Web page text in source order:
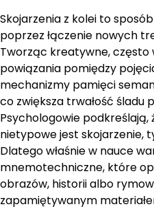
Skojarzenia z kolei to
poprzez łączenie nowych
Tworząc kreatywne, często
powiązania pomiędzy
mechanizmy pamięci
co zwiększa trwałość śladu
Psychologowie podkreślają,
nietypowe jest skojarzenie,
Dlatego właśnie w nauce
mnemotechniczne, które
obrazów, historii albo
zapamiętywanym